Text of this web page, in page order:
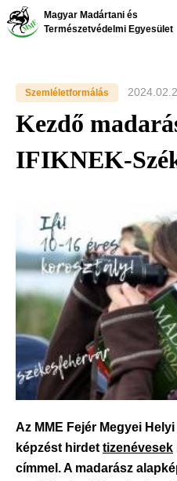
Ugrás
Magyar Madártani és
Természetvédelmi Egyesület
Szemléletformálás
Kezdő
IFIKNEK-
Az MME Fejér Megyei
képzést hirdet tizenévesek
címmel. A madarász